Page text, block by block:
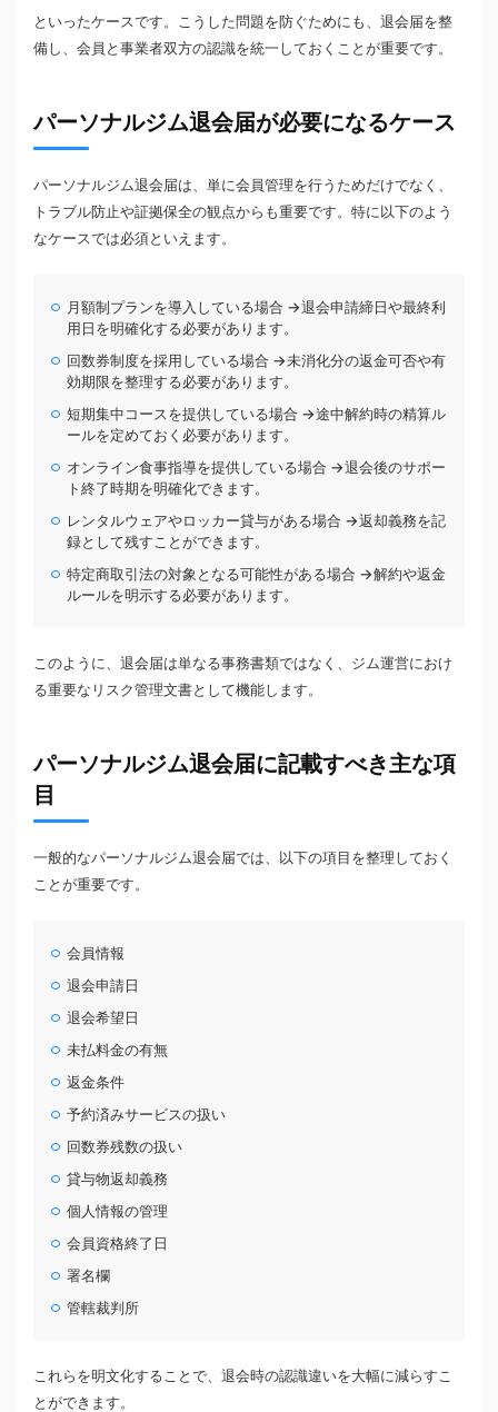
といったケースです。こうした問題を防ぐためにも、退会届を整
備し、会員と事業者双方の認識を統一しておくことが重要です。
パーソナルジム退会届が必要になるケース
パーソナルジム退会届は、単に会員管理を行うためだけでなく、
トラブル防止や証拠保全の観点からも重要です。特に以下のよう
なケースでは必須といえます。
月額制プランを導入している場合 →退会申請締日や最終利
用日を明確化する必要があります。
回数券制度を採用している場合 →未消化分の返金可否や有
効期限を整理する必要があります。
短期集中コースを提供している場合 →途中解約時の精算ル
ールを定めておく必要があります。
オンライン食事指導を提供している場合 →退会後のサポー
ト終了時期を明確化できます。
レンタルウェアやロッカー貸与がある場合 →返却義務を記
録として残すことができます。
特定商取引法の対象となる可能性がある場合 →解約や返金
ルールを明示する必要があります。
このように、退会届は単なる事務書類ではなく、ジム運営におけ
る重要なリスク管理文書として機能します。
パーソナルジム退会届に記載すべき主な項
目
一般的なパーソナルジム退会届では、以下の項目を整理しておく
ことが重要です。
会員情報
退会申請日
退会希望日
未払料金の有無
返金条件
予約済みサービスの扱い
回数券残数の扱い
貸与物返却義務
個人情報の管理
会員資格終了日
署名欄
管轄裁判所
これらを明文化することで、退会時の認識違いを大幅に減らすこ
とができます。